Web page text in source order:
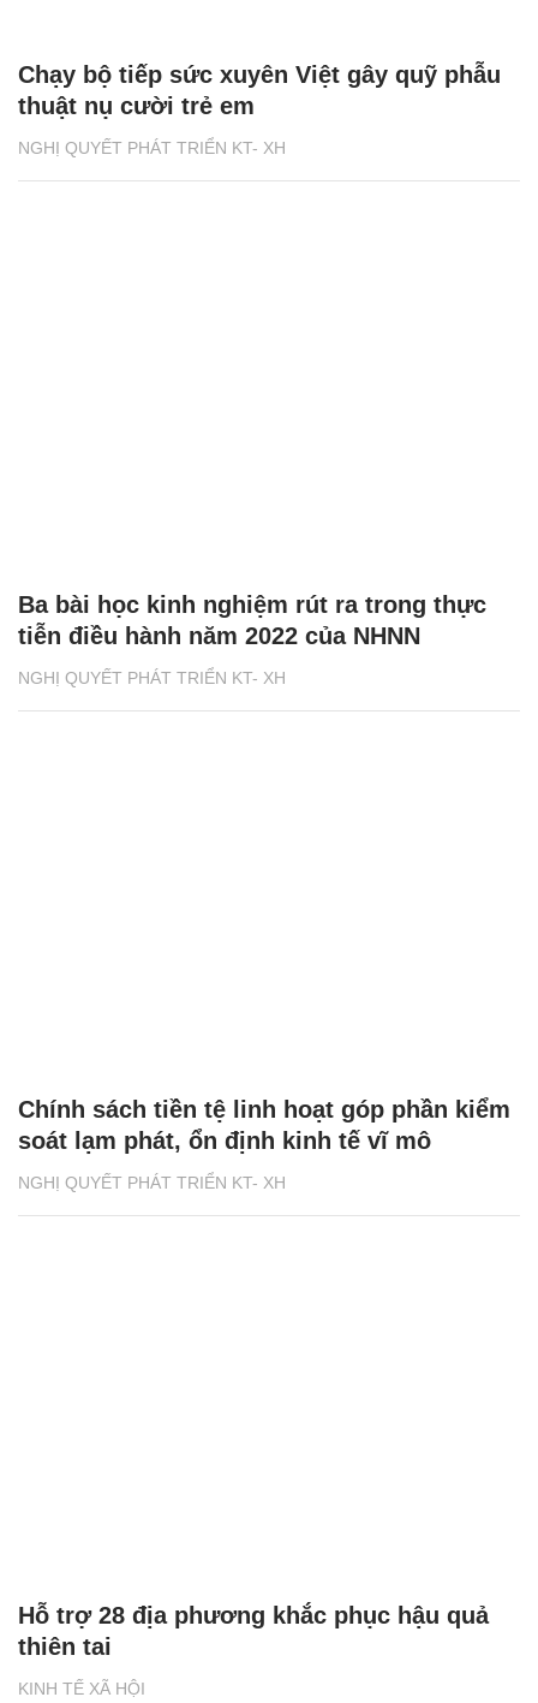
NGHỊ QUYẾT PHÁT TRIỂN KT- XH
Chạy bộ tiếp sức xuyên Việt gây quỹ phẫu
thuật nụ cười trẻ em
NGHỊ QUYẾT PHÁT TRIỂN KT- XH
Ba bài học kinh nghiệm rút ra trong thực
tiễn điều hành năm 2022 của NHNN
NGHỊ QUYẾT PHÁT TRIỂN KT- XH
Chính sách tiền tệ linh hoạt góp phần kiểm
soát lạm phát, ổn định kinh tế vĩ mô
KINH TẾ XÃ HỘI
Hỗ trợ 28 địa phương khắc phục hậu quả
thiên tai